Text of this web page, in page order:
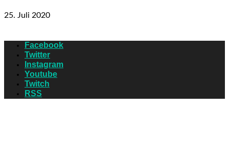
25. Juli 2020
Facebook
Twitter
Instagram
Youtube
Twitch
RSS